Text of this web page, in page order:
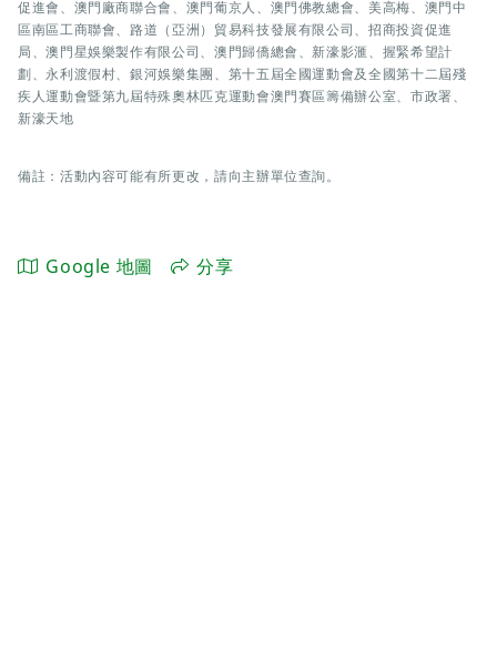
促進會、澳門廠商聯合會、澳門葡京人、澳門佛教總會、美高梅、澳門中
區南區工商聯會、路道（亞洲）貿易科技發展有限公司、招商投資促進
局、澳門星娛樂製作有限公司、澳門歸僑總會、新濠影滙、握緊希望計
劃、永利渡假村、銀河娛樂集團、第十五屆全國運動會及全國第十二屆殘
疾人運動會暨第九屆特殊奧林匹克運動會澳門賽區籌備辦公室、市政署、
新濠天地
備註：活動內容可能有所更改，請向主辦單位查詢。
Google 地圖 分享